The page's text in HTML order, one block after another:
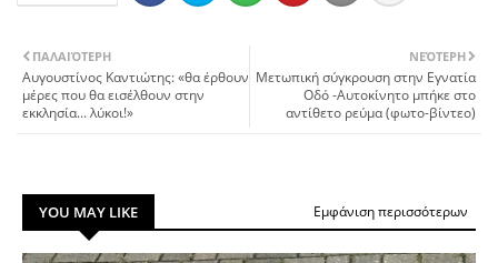
ΝΕΌΤΕΡΗ
Μετωπική σύγκρουση στην Εγνατία
Οδό -Αυτοκίνητο μπήκε στο
αντίθετο ρεύμα (φωτο-βίντεο)
ΠΑΛΑΙΌΤΕΡΗ
Αυγουστίνος Καντιώτης: «θα έρθουν
μέρες που θα εισέλθουν στην
εκκλησία... λύκοι!»
YOU MAY LIKE Εμφάνιση περισσότερων